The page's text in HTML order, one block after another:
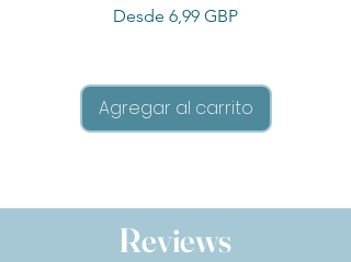
Desde 6,99 GBP
Precio de oferta
Agregar al carrito
Reviews